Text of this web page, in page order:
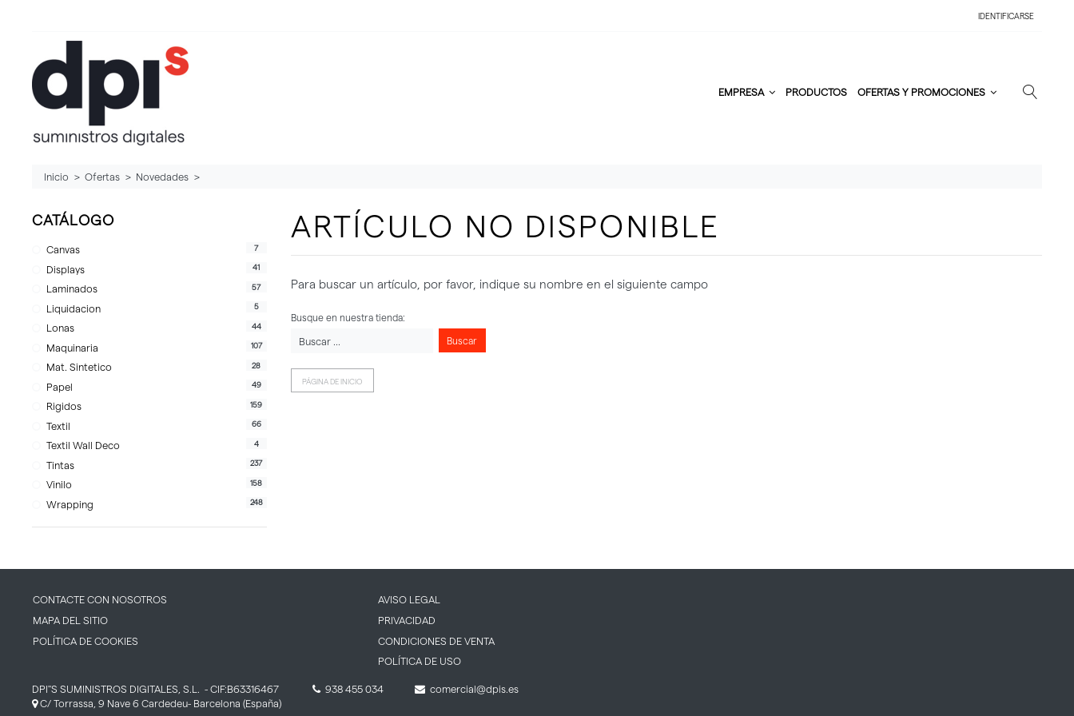
IDENTIFICARSE
EMPRESA PRODUCTOS OFERTAS Y PROMOCIONES
Inicio Ofertas Novedades
CATÁLOGO
Canvas 7
Displays 41
Laminados 57
Liquidacion 5
Lonas 44
Maquinaria 107
Mat. Sintetico 28
Papel 49
Rigidos 159
Textil 66
Textil Wall Deco 4
Tintas 237
Vinilo 158
Wrapping 248
ARTÍCULO NO DISPONIBLE
Para buscar un artículo, por favor, indique su nombre en el siguiente campo
Busque en nuestra tienda:
Buscar
PÁGINA DE INICIO
CONTACTE CON NOSOTROS
MAPA DEL SITIO
POLÍTICA DE COOKIES
AVISO LEGAL
PRIVACIDAD
CONDICIONES DE VENTA
POLÍTICA DE USO
DPI''S SUMINISTROS DIGITALES, S.L. - CIF:B63316467
C/ Torrassa, 9 Nave 6 Cardedeu- Barcelona (España)
938 455 034 comercial@dpis.es